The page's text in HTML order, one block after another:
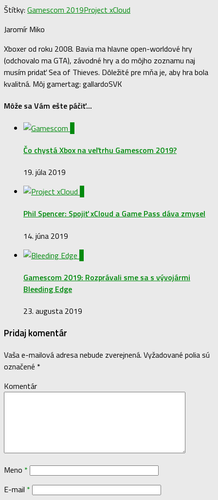
Štítky: Gamescom 2019Project xCloud
Jaromír Miko
Xboxer od roku 2008. Bavia ma hlavne open-worldové hry
(odchovalo ma GTA), závodné hry a do môjho zoznamu naj
musím pridať Sea of Thieves. Dôležité pre mňa je, aby hra bola
kvalitná. Môj gamertag: gallardoSVK
Môže sa Vám ešte páčiť...
Čo chystá Xbox na veľtrhu Gamescom 2019?
19. júla 2019
Phil Spencer: Spojiť xCloud a Game Pass dáva zmysel
14. júna 2019
Gamescom 2019: Rozprávali sme sa s vývojármi
Bleeding Edge
23. augusta 2019
Pridaj komentár
Vaša e-mailová adresa nebude zverejnená. Vyžadované polia sú
označené *
Komentár
Meno *
E-mail *